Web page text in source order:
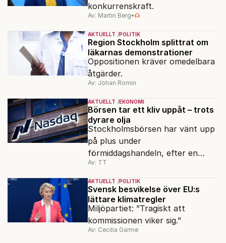
konkurrenskraft.
Av: Martin Berg•
AKTUELLT POLITIK
Region Stockholm splittrat om
läkarnas demonstrationer
Oppositionen kräver omedelbara
åtgärder.
Av: Johan Romin
AKTUELLT EKONOMI
Börsen tar ett kliv uppåt – trots
dyrare olja
Stockholmsbörsen har vänt upp
på plus under
förmiddagshandeln, efter en
inledning nedåt – trots ett högre
oljepris och AI-oro.
Av: TT
AKTUELLT POLITIK
Svensk besvikelse över EU:s
lättare klimatregler
Miljöpartiet: ”Tragiskt att
kommissionen viker sig.”
Av: Cecilia Garme